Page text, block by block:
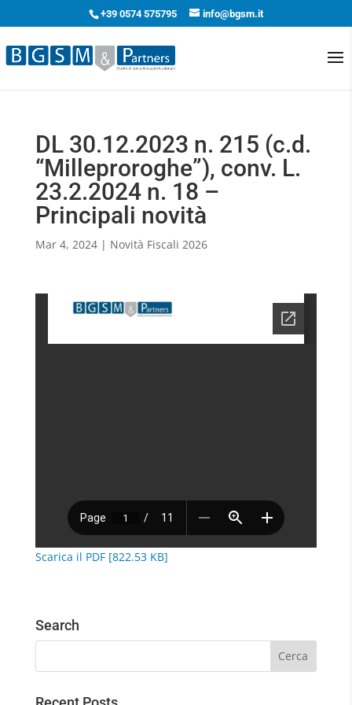
+39 0574 575795 info@bgsm.it
DL 30.12.2023 n. 215 (c.d.
“Milleproroghe”), conv. L.
23.2.2024 n. 18 –
Principali novità
Mar 4, 2024| Novità Fiscali 2026
Scarica il PDF [822.53 KB]
Search